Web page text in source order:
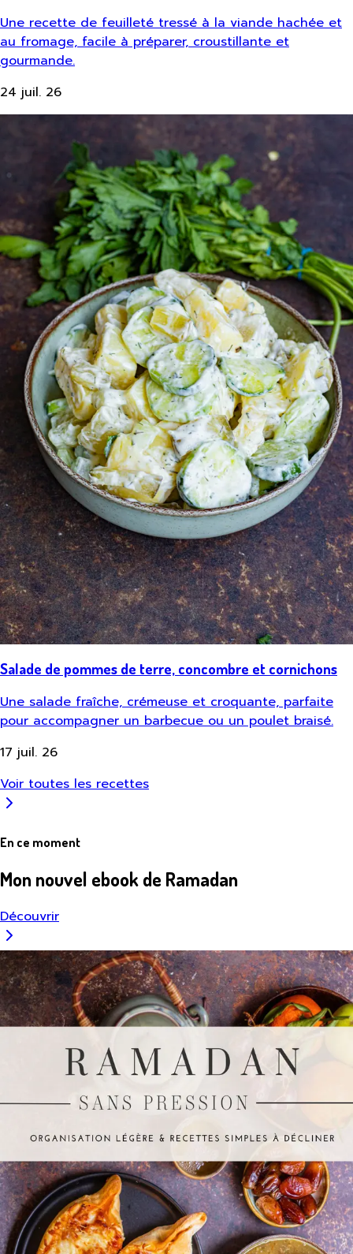
Une recette de feuilleté tressé à la viande hachée et
au fromage, facile à préparer, croustillante et
gourmande.
24 juil. 26
Salade de pommes de terre, concombre et cornichons
Une salade fraîche, crémeuse et croquante, parfaite
pour accompagner un barbecue ou un poulet braisé.
17 juil. 26
Voir toutes les recettes
En ce moment
Mon nouvel ebook de Ramadan
Découvrir